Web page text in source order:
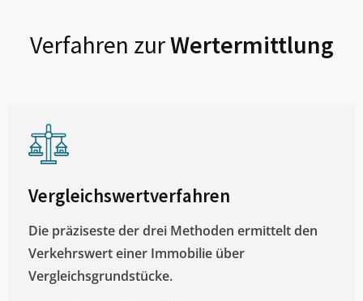
Verfahren zurWertermittlung
Vergleichswertverfahren
Die präziseste der drei Methoden ermittelt den
Verkehrswert einer Immobilie über
Vergleichsgrundstücke.